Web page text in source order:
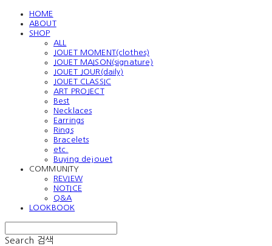
HOME
ABOUT
SHOP
ALL
JOUET MOMENT(clothes)
JOUET MAISON(signature)
JOUET JOUR(daily)
JOUET CLASSIC
ART PROJECT
Best
Necklaces
Earrings
Rings
Bracelets
etc.
Buying dejouet
COMMUNITY
REVIEW
NOTICE
Q&A
LOOKBOOK
Search 검색